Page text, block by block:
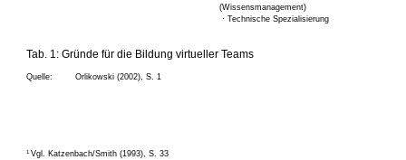
(Wissensmanagement)
· Technische Spezialisierung
Tab. 1: Gründe für die Bildung virtueller Teams
Quelle: Orlikowski (2002), S. 1
1 Vgl. Katzenbach/Smith (1993), S. 33